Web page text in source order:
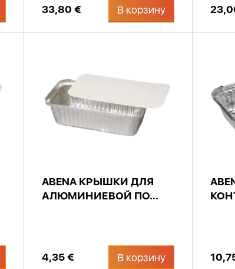
33,80 € В корзину
ABENA КРЫШКИ ДЛЯ
АЛЮМИНИЕВОЙ ПО...
4,35 € В корзину